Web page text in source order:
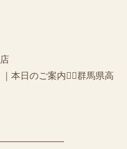
本日のご案内（群馬県高